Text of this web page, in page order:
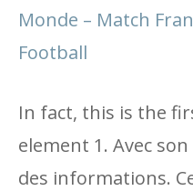
Monde – Match
Football
In fact, this is the
element 1. Avec
des informations.